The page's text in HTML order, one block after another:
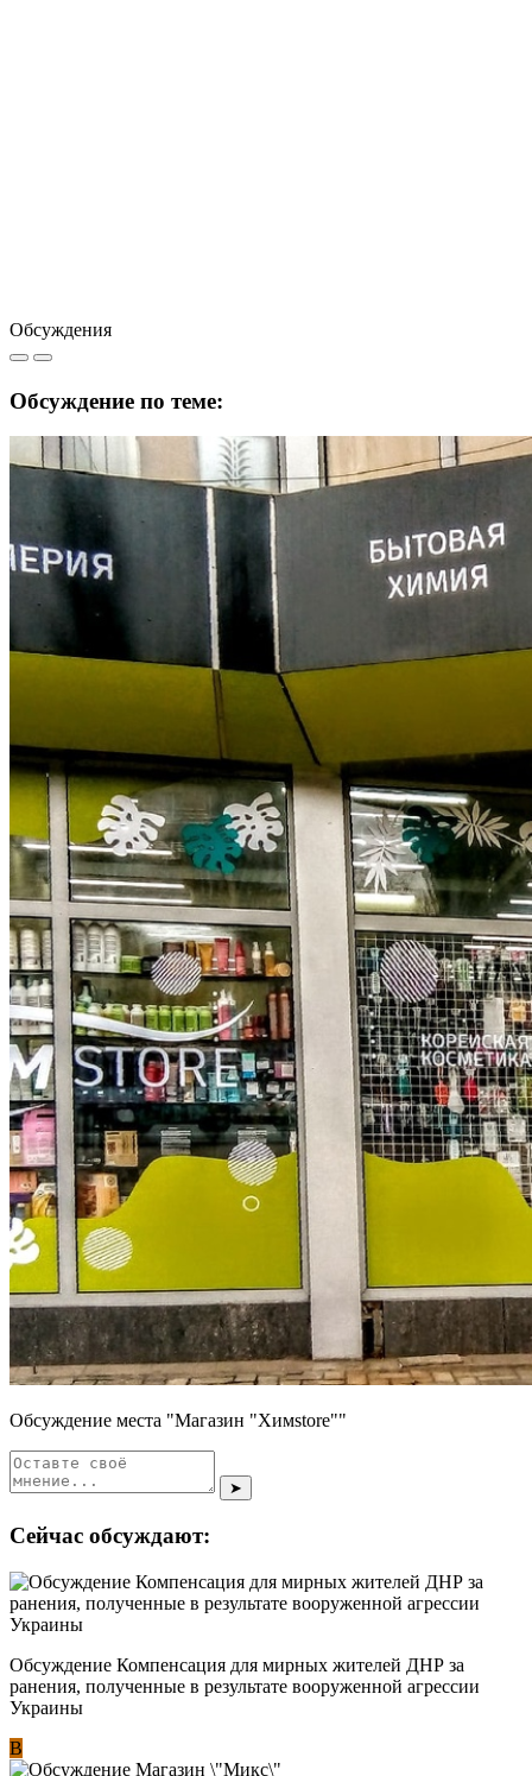
Обсуждения
Обсуждение по теме:
Обсуждение места "Магазин "Химstore""
➤
Сейчас обсуждают:
Обсуждение Компенсация для мирных жителей ДНР за
ранения, полученные в результате вооруженной агрессии
Украины
В